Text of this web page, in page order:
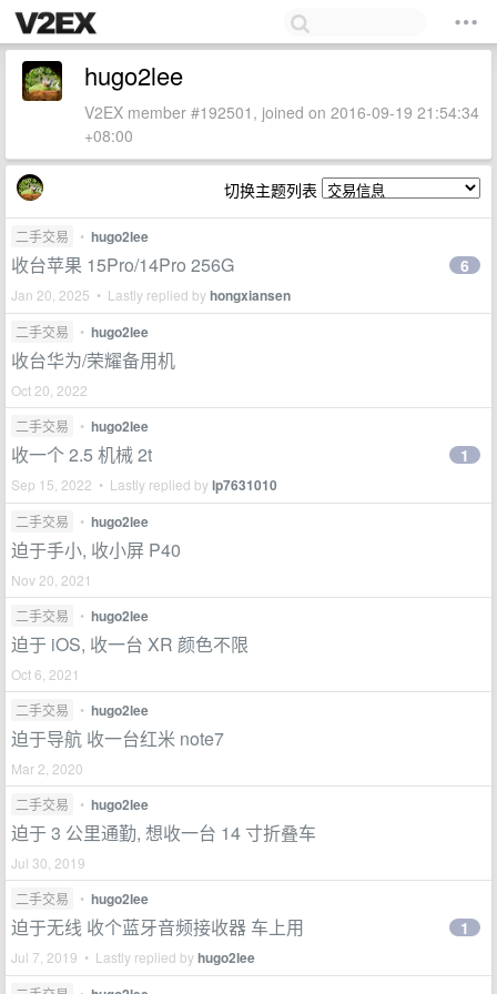
hugo2lee
V2EX member #192501, joined on 2016-09-19 21:54:34
+08:00
切换主题列表
二手交易 • hugo2lee
收台苹果 15Pro/14Pro 256G
Jan 20, 2025 • Lastly replied byhongxiansen
6
二手交易 • hugo2lee
收台华为/荣耀备用机
Oct 20, 2022
二手交易
• hugo2lee
收一个 2.5 机械 2t
Sep 15, 2022 • Lastly replied bylp7631010
1
二手交易 • hugo2lee
迫于手小, 收小屏 P40
Nov 20, 2021
二手交易
• hugo2lee
迫于 iOS, 收一台 XR 颜色不限
Oct 6, 2021
二手交易
• hugo2lee
迫于导航 收一台红米 note7
Mar 2, 2020
二手交易
• hugo2lee
迫于 3 公里通勤, 想收一台 14 寸折叠车
Jul 30, 2019
二手交易
• hugo2lee
迫于无线 收个蓝牙音频接收器 车上用
Jul 7, 2019 • Lastly replied byhugo2lee
1